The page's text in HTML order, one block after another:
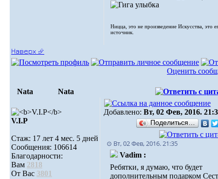
Ницца, это не произведение Искусства, это
источник.
Наверх ⮵
Оценить
Nata Nata
V.I.Р
Стаж: 17 лет 4 мес. 5 дней
Сообщения: 106614
Благодарности:
Вам 2818
От Вас 3801
Добавлено: Вт, 02 Фев, 2016.
Поделиться…
⊙ Вт, 02 Фев, 2016. 21:35
Vadim :
Ребятки, я думаю, что будет
дополнительным подарком